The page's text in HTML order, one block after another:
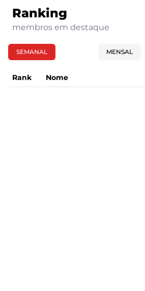
Ranking
membros em destaque
SEMANAL MENSAL
Rank Nome